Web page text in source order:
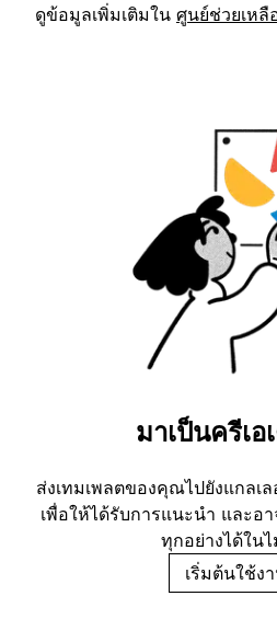
ดูข้อมูลเพิ่มเติมใน ศูนย์ช่วยเหลื
มาเป็นครีเอ
ส่งเทมเพลตของคุณไปยังแกลเ
เพื่อให้ได้รับการแนะนำ และอ
ทุกอย่างได้ใน
เริ่มต้นใช้ง